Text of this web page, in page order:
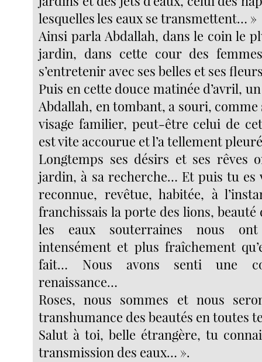
lesquelles les eaux se transmettent… »
Ainsi parla Abdallah, dans le coin le
jardin, dans cette cour des
s’entretenir avec ses belles et ses
Puis en cette douce matinée d’avril,
Abdallah, en tombant, a souri,
visage familier, peut-être celui de
est vite accourue et l’a tellement
Longtemps ses désirs et ses rêves
jardin, à sa recherche… Et puis tu es
reconnue, revêtue, habitée, à
franchissais la porte des lions,
les eaux souterraines nous
intensément et plus fraîchement
fait… Nous avons senti une
renaissance…
Roses, nous sommes et nous
transhumance des beautés en toutes
Salut à toi, belle étrangère, tu
transmission des eaux… ».